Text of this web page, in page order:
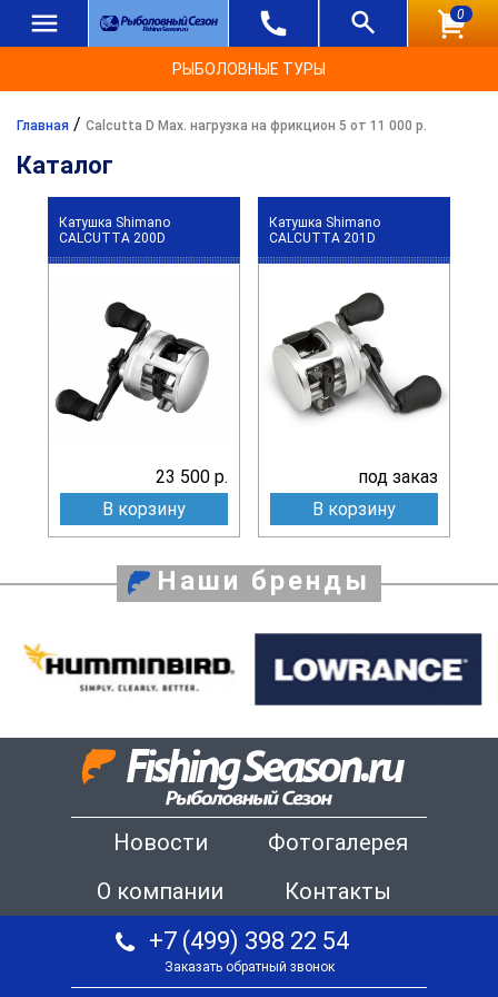
0
РЫБОЛОВНЫЕ ТУРЫ
Главная / Calcutta D Max. нагрузка на фрикцион 5 от 11 000 р.
Каталог
Катушка Shimano
CALCUTTA 200D
23 500 р.
В корзину
Катушка Shimano
CALCUTTA 201D
под заказ
В корзину
Наши бренды
Новости
Фотогалерея
О компании
Контакты
+7 (499) 398 22 54
Заказать обратный звонок